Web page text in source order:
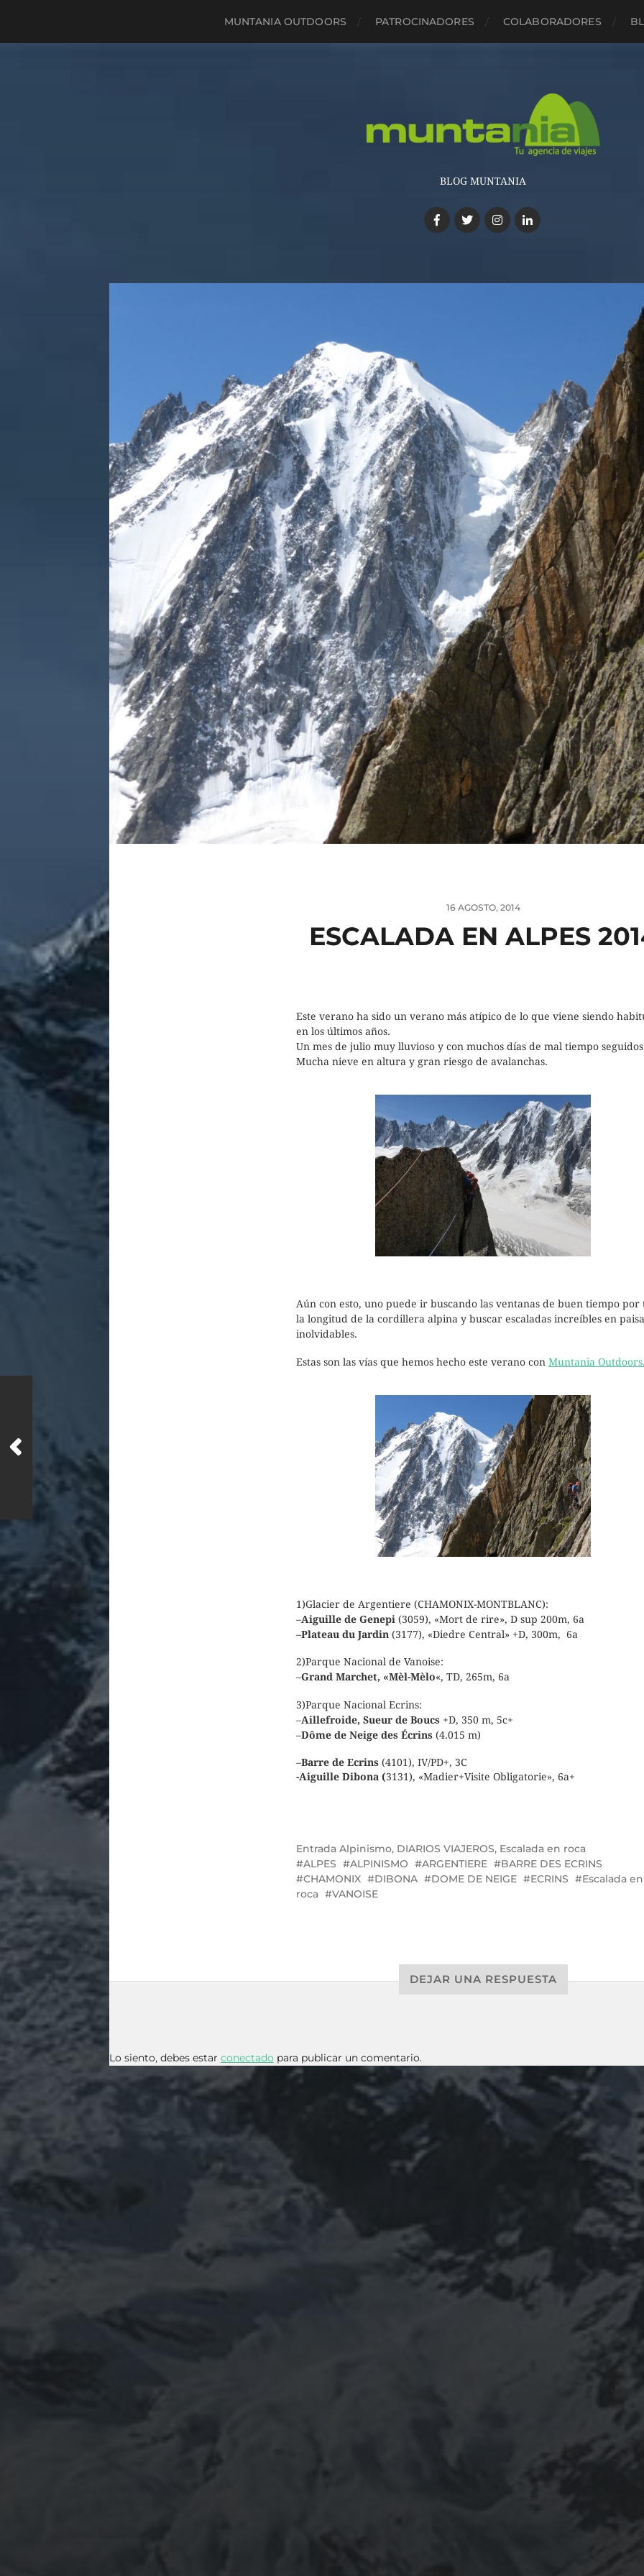
MUNTANIA OUTDOORS PATROCINADORES COLABORADORES
BLOG MUNTANIA
16 AGOSTO, 2014
ESCALADA EN ALPES
Este verano ha sido un verano más atípico de lo que viene siendo
en los últimos años.
Un mes de julio muy lluvioso y con muchos días de mal tiempo
Mucha nieve en altura y gran riesgo de avalanchas.
Aún con esto, uno puede ir buscando las ventanas de buen tiempo por
la longitud de la cordillera alpina y buscar escaladas increíbles en
inolvidables.
Estas son las vías que hemos hecho este verano con Muntania
1)Glacier de Argentiere (CHAMONIX-MONTBLANC):
–Aiguille de Genepi (3059), «Mort de rire», D sup 200m, 6a
–Plateau du Jardin (3177), «Diedre Central» +D, 300m, 6a
2)Parque Nacional de Vanoise:
–Grand Marchet, «Mèl-Mèlo«, TD, 265m, 6a
3)Parque Nacional Ecrins:
–Aillefroide, Sueur de Boucs +D, 350 m, 5c+
–Dôme de Neige des Écrins (4.015 m)
–Barre de Ecrins (4101), IV/PD+, 3C
-Aiguille Dibona (3131), «Madier+Visite Obligatorie», 6a+
Entrada Alpinismo, DIARIOS VIAJEROS, Escalada en roca
ALPES
ALPINISMO ARGENTIERE
BARRE DES ECRINS
CHAMONIX
DIBONA DOME DE NEIGE ECRINS
Escalada en
roca
VANOISE
DEJAR UNA RESPUESTA
Lo siento, debes estar conectado para publicar un comentario.
29 SEPTIEMBRE, 2021
HIERRO. ISLAS
1 ABRIL, 2020
TREKKING EN ALPES. LAS
12 RUTAS MÁS CLÁSICAS
TWITER